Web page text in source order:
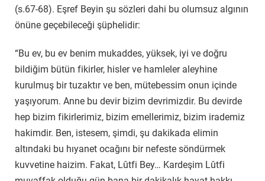
(s.67-68). Eşref Beyin şu sözleri dahi bu olumsuz algının
önüne geçebileceği şüphelidir:
“Bu ev, bu ev benim mukaddes, yüksek, iyi ve doğru
bildiğim bütün fikirler, hisler ve hamleler aleyhine
kurulmuş bir tuzaktır ve ben, mütebessim onun içinde
yaşıyorum. Anne bu devir bizim devrimizdir. Bu devirde
hep bizim fikirlerimiz, bizim emellerimiz, bizim irademiz
hakimdir. Ben, istesem, şimdi, şu dakikada elimin
altındaki bu hıyanet ocağını bir nefeste söndürmek
kuvvetine haizim. Fakat, Lûtfi Bey… Kardeşim Lûtfi